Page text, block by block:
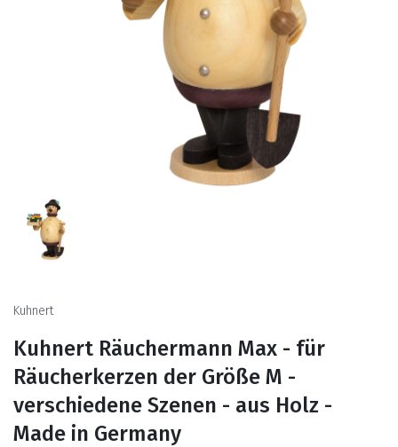
Kuhnert
Kuhnert Räuchermann Max - für
Räucherkerzen der Größe M -
verschiedene Szenen - aus Holz -
Made in Germany